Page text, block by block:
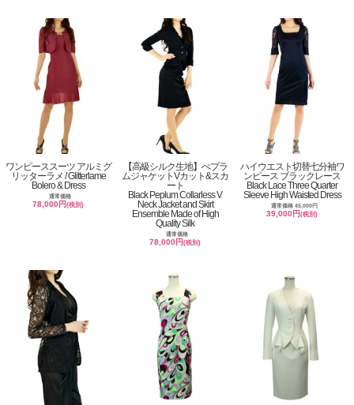
ワンピーススーツ アルミグ
リッターラメ / Glitterlame
Bolero & Dress
通常価格
78,000円(税別)
【高級シルク生地】ぺプラ
ムジャケットVカット&スカ
ート
Black Peplum Collarless V
Neck Jacket and Skirt
Ensemble Made of High
Quality Silk
通常価格
78,000円(税別)
ハイウエスト切替七分袖ワ
ンピース ブラックレース
Black Lace Three Quarter
Sleeve High Waisted Dress
通常価格 45,000円
39,000円(税別)